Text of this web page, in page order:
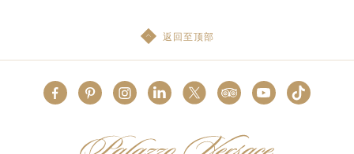
返回至顶部